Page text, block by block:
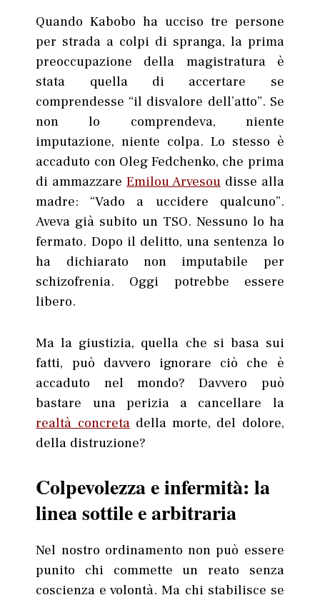
Quando Kabobo ha ucciso tre persone
per strada a colpi di spranga, la prima
preoccupazione della magistratura è
stata quella di accertare se
comprendesse “il disvalore dell’atto”. Se
non lo comprendeva, niente
imputazione, niente colpa. Lo stesso è
accaduto con Oleg Fedchenko, che prima
di ammazzareEmilou Arvesoudisse alla
madre: “Vado a uccidere qualcuno”.
Aveva già subito un TSO. Nessuno lo ha
fermato. Dopo il delitto, una sentenza lo
ha dichiarato non imputabile per
schizofrenia. Oggi potrebbe essere
libero.
Ma la giustizia, quella che si basa sui
fatti, può davvero ignorare ciò che è
accaduto nel mondo? Davvero può
bastare una perizia a cancellare la
realtà concretadella morte, del dolore,
della distruzione?
Colpevolezza e infermità: la
linea sottile e arbitraria
Nel nostro ordinamento non può essere
punito chi commette un reato senza
coscienza e volontà. Ma chi stabilisce se